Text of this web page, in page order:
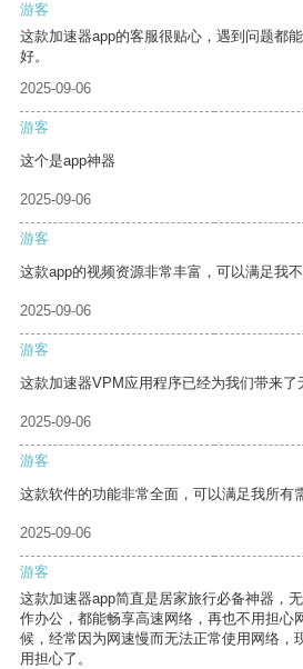
游客
这款加速器app的客服很贴心，遇到问题都
好。
2025-09-06
游客
这个是app神器
2025-09-06
游客
这款app的视频资源非常丰富，可以满足我不
2025-09-06
游客
这款加速器VPM应用程序已经为我们带来了
2025-09-06
游客
这款软件的功能非常全面，可以满足我所有
2025-09-06
游客
这款加速器app简直是居家旅行必备神器，
作办公，都能畅享高速网络，再也不用担心
候，经常因为网速慢而无法正常使用网络，
用担心了。